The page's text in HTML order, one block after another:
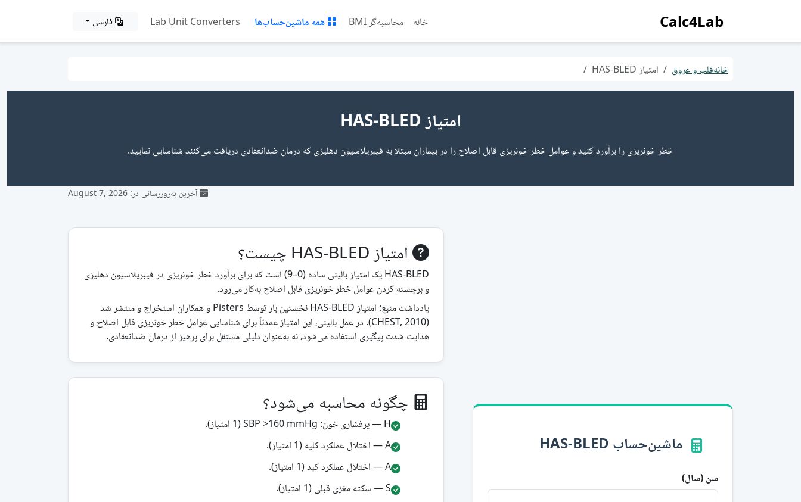
Calc4Lab فارسی خانه محاسبه‌گر BMI همه ماشین‌حساب‌ها Lab Unit Converters
خانهقلب و عروق امتیاز HAS-BLED
امتیاز HAS-BLED
خطر خونریزی را برآورد کنید و عوامل خطر خونریزی قابل اصلاح را در بیماران مبتلا به فیبریلاسیون دهلیزی که درمان ضدانعقادی دریافت می‌کنند شناسایی نمایید.
آخرین به‌روزرسانی در: August 7, 2026
ماشین‌حساب HAS-BLED
سن (سال)
امتیاز HAS-BLED چیست؟
HAS-BLED یک امتیاز بالینی ساده (0–9) است که برای برآورد خطر خونریزی در فیبریلاسیون دهلیزی
و برجسته کردن عوامل خطر خونریزی قابل اصلاح به‌کار می‌رود.
یادداشت منبع: امتیاز HAS-BLED نخستین بار توسط Pisters و همکاران استخراج و منتشر شد
(CHEST, 2010). در عمل بالینی، این امتیاز عمدتاً برای شناسایی عوامل خطر خونریزی قابل اصلاح و
هدایت شدت پیگیری استفاده می‌شود، نه به‌عنوان دلیلی مستقل برای پرهیز از درمان ضدانعقادی.
چگونه محاسبه می‌شود؟
H — پرفشاری خون: SBP >160 mmHg (1 امتیاز).
A — اختلال عملکرد کلیه (1 امتیاز).
A — اختلال عملکرد کبد (1 امتیاز).
S — سکته مغزی قبلی (1 امتیاز).